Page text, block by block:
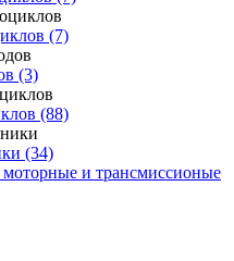
(7)
(3)
(88)
(34)
и трансмиссионые